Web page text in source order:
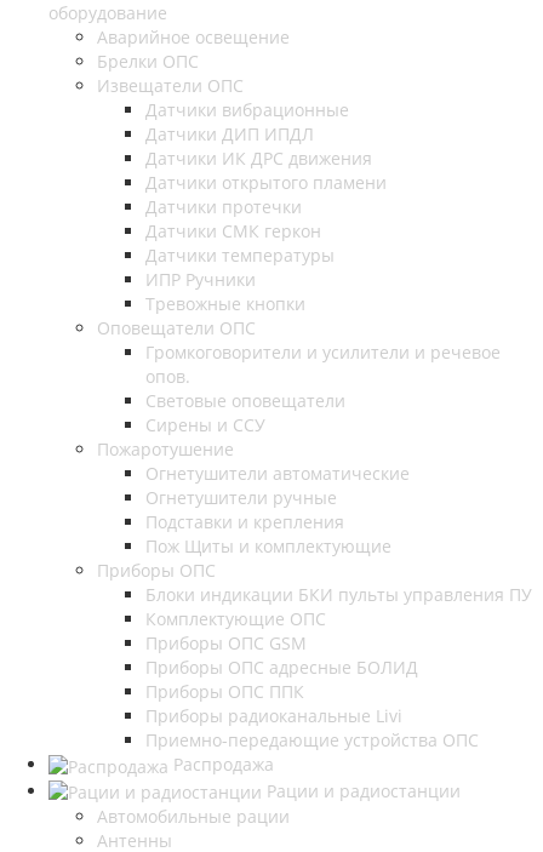
оборудование
Аварийное освещение
Брелки ОПС
Извещатели ОПС
Датчики вибрационные
Датчики ДИП ИПДЛ
Датчики ИК ДРС движения
Датчики открытого пламени
Датчики протечки
Датчики СМК геркон
Датчики температуры
ИПР Ручники
Тревожные кнопки
Оповещатели ОПС
Громкоговорители и усилители и речевое
опов.
Световые оповещатели
Сирены и ССУ
Пожаротушение
Огнетушители автоматические
Огнетушители ручные
Подставки и крепления
Пож Щиты и комплектующие
Приборы ОПС
Блоки индикации БКИ пульты управления ПУ
Комплектующие ОПС
Приборы ОПС GSM
Приборы ОПС адресные БОЛИД
Приборы ОПС ППК
Приборы радиоканальные Livi
Приемно-передающие устройства ОПС
Распродажа
Рации и радиостанции
Автомобильные рации
Антенны